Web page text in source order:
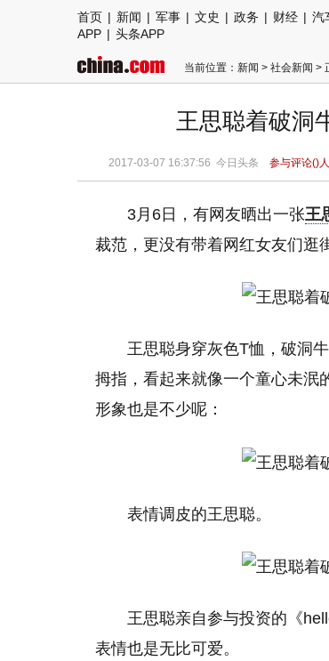
首页 | 新闻 | 军事 | 文史 | 政务 | 财经 | 汽
APP | 头条APP
当前位置： 新闻 > 社会新闻 >
王思聪着破洞
2017-03-07 16:37:56 今日头条 参与评论()人
3月6日，有网友晒出一张王
裁范，更没有带着网红女友们逛
王思聪身穿灰色T恤，破洞
拇指，看起来就像一个童心未泯
形象也是不少呢：
表情调皮的王思聪。
王思聪亲自参与投资的《
表情也是无比可爱。